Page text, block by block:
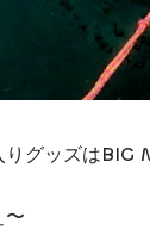
グッズはBIG
〜